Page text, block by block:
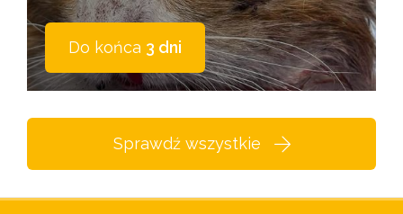
Do końca 3 dni
Sprawdź wszystkie